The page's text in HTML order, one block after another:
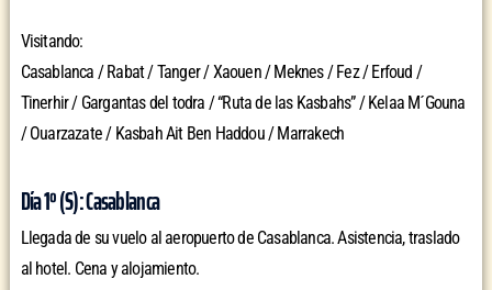
Visitando:
Casablanca / Rabat / Tanger / Xaouen / Meknes / Fez / Erfoud /
Tinerhir / Gargantas del todra / “Ruta de las Kasbahs” / Kelaa M´Gouna
/ Ouarzazate / Kasbah Ait Ben Haddou / Marrakech
Día 1º (S): Casablanca
Llegada de su vuelo al aeropuerto de Casablanca. Asistencia, traslado
al hotel. Cena y alojamiento.